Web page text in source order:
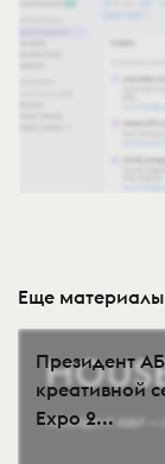
Еще материалы
Президент
креативной
Expo 2...